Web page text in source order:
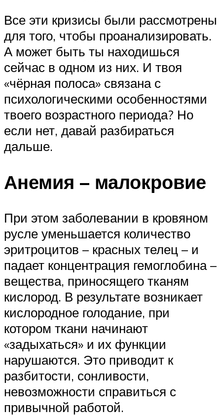
Все эти кризисы были рассмотрены
для того, чтобы проанализировать.
А может быть ты находишься
сейчас в одном из них. И твоя
«чёрная полоса» связана с
психологическими особенностями
твоего возрастного периода? Но
если нет, давай разбираться
дальше.
Анемия – малокровие
При этом заболевании в кровяном
русле уменьшается количество
эритроцитов – красных телец – и
падает концентрация гемоглобина –
вещества, приносящего тканям
кислород. В результате возникает
кислородное голодание, при
котором ткани начинают
«задыхаться» и их функции
нарушаются. Это приводит к
разбитости, сонливости,
невозможности справиться с
привычной работой.